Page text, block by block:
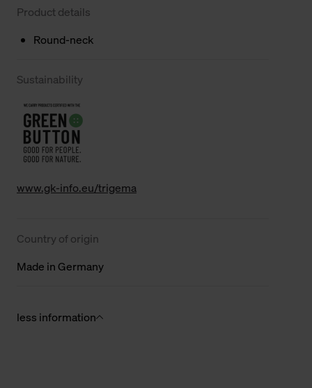
Product details
Round-neck
Sustainability
www.gk-info.eu/trigema
Country of origin
Made in Germany
less information